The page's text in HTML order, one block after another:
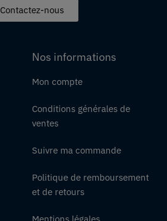
Contactez-nous
Nos informations
Mon compte
Conditions générales de
ventes
Suivre ma commande
Politique de remboursement
et de retours